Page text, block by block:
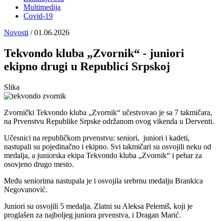
Multimedija
Covid-19
Novosti / 01.06.2026
Tekvondo kluba „Zvornik“ - juniori
ekipno drugi u Republici Srpskoj
Slika
Zvornički Tekvondo kluba „Zvornik“ učestvovao je sa 7 takmičara,
na Prvenstvu Republike Srpske održanom ovog vikenda u Derventi.
Učesnici na republičkom prvenstvu: seniori, juniori i kadeti,
nastupali su pojedinačno i ekipno. Svi takmičari su osvojili neku od
medalja, a juniorska ekipa Tekvondo kluba „Zvornik“ i pehar za
osovjeno drugo mesto.
Među seniorima nastupala je i osvojila srebrnu medalju Brankica
Negovanović.
Juniori su osvojili 5 medalja. Zlatni su Aleksa Pelemiš, koji je
proglašen za najboljeg juniora prvenstva, i Dragan Marić.